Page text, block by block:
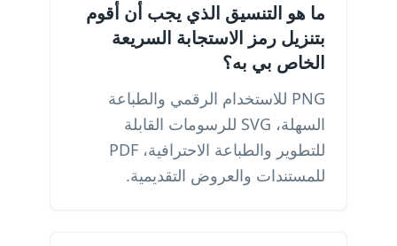
ما هو التنسيق الذي يجب أن أقوم
بتنزيل رمز الاستجابة السريعة
الخاص بي به؟
PNG للاستخدام الرقمي والطباعة
السهلة، SVG للرسومات القابلة
للتطوير والطباعة الاحترافية، PDF
للمستندات والعروض التقديمية.